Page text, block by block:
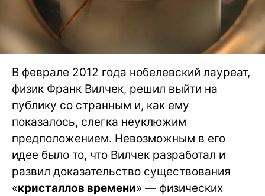
В феврале 2012 года нобелевский лауреат,
физик Франк Вилчек, решил выйти на
публику со странным и, как ему
показалось, слегка неуклюжим
предположением. Невозможным в его
идее было то, что Вилчек разработал и
развил доказательство существования
«кристаллов времени» — физических